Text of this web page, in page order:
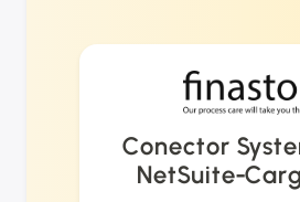
Conector
NetSuite-